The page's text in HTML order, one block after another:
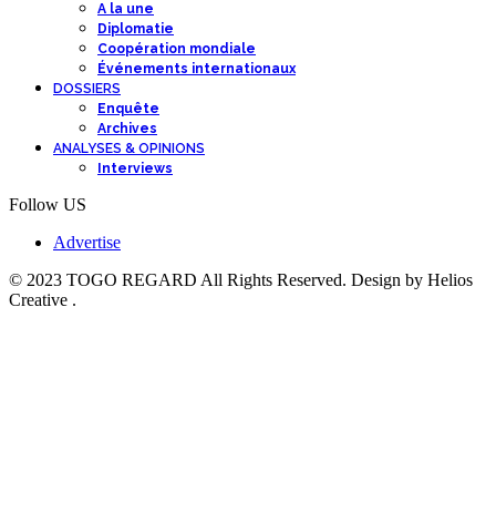
A la une
Diplomatie
Coopération mondiale
Événements internationaux
DOSSIERS
Enquête
Archives
ANALYSES & OPINIONS
Interviews
Follow US
Advertise
© 2023 TOGO REGARD All Rights Reserved. Design by Helios
Creative .